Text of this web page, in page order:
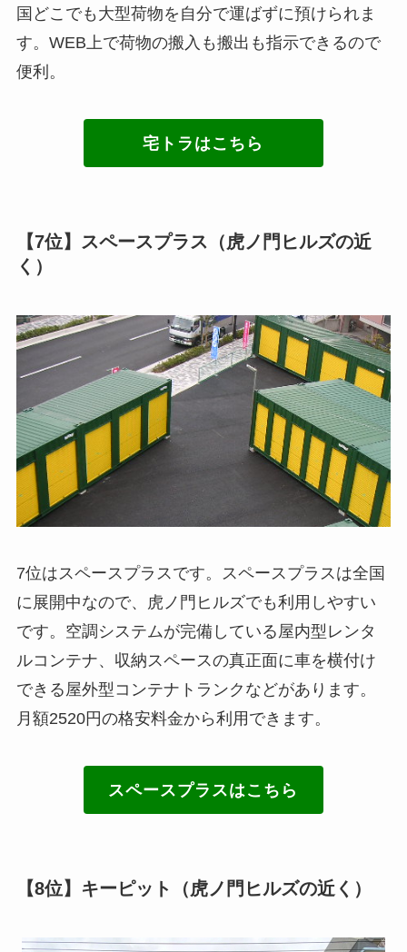
国どこでも大型荷物を自分で運ばずに預けられま
す。WEB上で荷物の搬入も搬出も指示できるので
便利。
宅トラはこちら
【7位】スペースプラス（虎ノ門ヒルズの近
く）
7位はスペースプラスです。スペースプラスは全国
に展開中なので、虎ノ門ヒルズでも利用しやすい
です。空調システムが完備している屋内型レンタ
ルコンテナ、収納スペースの真正面に車を横付け
できる屋外型コンテナトランクなどがあります。
月額2520円の格安料金から利用できます。
スペースプラスはこちら
【8位】キーピット（虎ノ門ヒルズの近く）